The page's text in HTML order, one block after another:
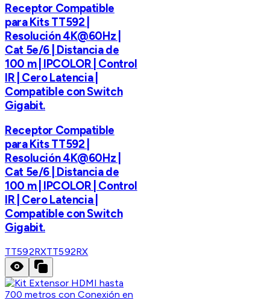
Receptor Compatible
para Kits TT592 |
Resolución 4K@60Hz |
Cat 5e/6 | Distancia de
100 m | IPCOLOR | Control
IR | Cero Latencia |
Compatible con Switch
Gigabit.
Receptor Compatible
para Kits TT592 |
Resolución 4K@60Hz |
Cat 5e/6 | Distancia de
100 m | IPCOLOR | Control
IR | Cero Latencia |
Compatible con Switch
Gigabit.
TT592RXTT592RX